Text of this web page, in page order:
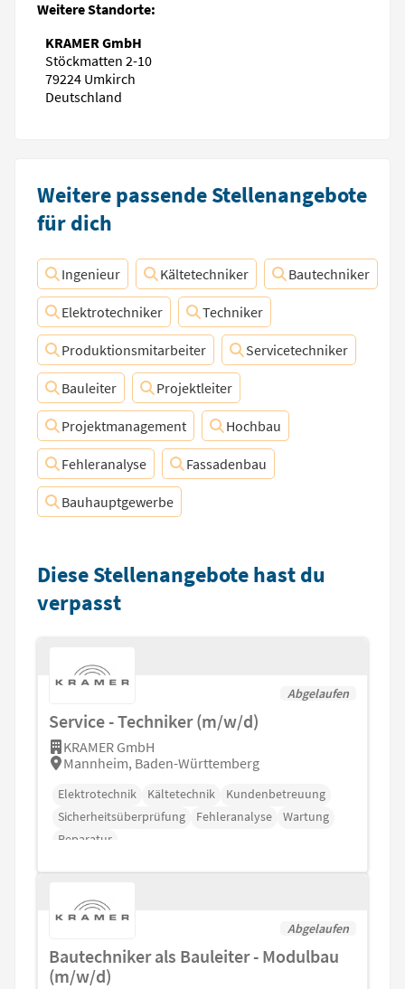
Weitere Standorte:
KRAMER GmbH
Stöckmatten 2-10
79224 Umkirch
Deutschland
Weitere passende Stellenangebote
für dich
Ingenieur Kältetechniker Bautechniker
Elektrotechniker Techniker
Produktionsmitarbeiter Servicetechniker
Bauleiter Projektleiter
Projektmanagement Hochbau
Fehleranalyse Fassadenbau
Bauhauptgewerbe
Diese Stellenangebote hast du
verpasst
Abgelaufen
Service - Techniker (m/w/d)
KRAMER GmbH
Mannheim, Baden-Württemberg
Elektrotechnik Kältetechnik
Kundenbetreuung
Sicherheitsüberprüfung
Fehleranalyse
Wartung
Reparatur
Abgelaufen
Bautechniker als Bauleiter - Modulbau
(m/w/d)